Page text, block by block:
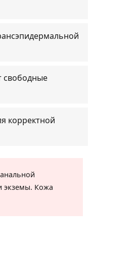
свободные
корректной
экземы. Кожа